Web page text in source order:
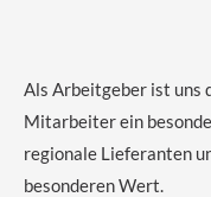
Als Arbeitgeber ist uns
Mitarbeiter ein
regionale Lieferanten
besonderen Wert.